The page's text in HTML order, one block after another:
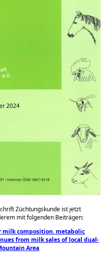
Züchtungskunde ist jetzt
mit folgenden Beiträgen:
composition, metabolic
from milk sales of local dual-
Area